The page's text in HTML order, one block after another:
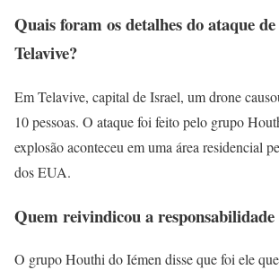
Quais foram os detalhes do ataque
Telavive?
Em Telavive, capital de Israel, um drone
10 pessoas. O ataque foi feito pelo grupo
explosão aconteceu em uma área residencial
dos EUA.
Quem reivindicou a responsabilidade
O grupo Houthi do Iémen disse que foi ele